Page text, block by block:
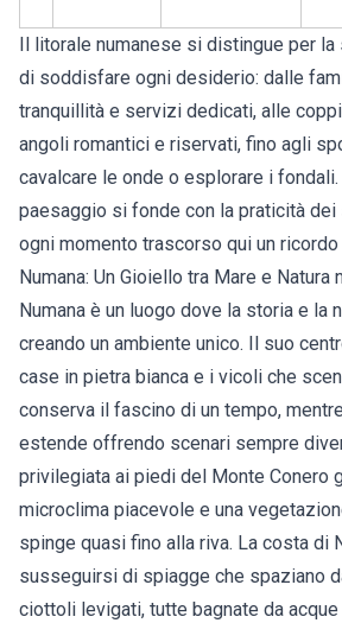
litorale numanese si distingue per la
di soddisfare ogni desiderio: dalle
tranquillità e servizi dedicati, alle
angoli romantici e riservati, fino agli
cavalcare le onde o esplorare i
paesaggio si fonde con la praticità dei
ogni momento trascorso qui un
Numana: Un Gioiello tra Mare e Natura
Numana è un luogo dove la storia e la
creando un ambiente unico. Il suo
case in pietra bianca e i vicoli che
conserva il fascino di un tempo,
estende offrendo scenari sempre
privilegiata ai piedi del Monte Conero
microclima piacevole e una
spinge quasi fino alla riva. La costa di
susseguirsi di spiagge che spaziano
ciottoli levigati, tutte bagnate da